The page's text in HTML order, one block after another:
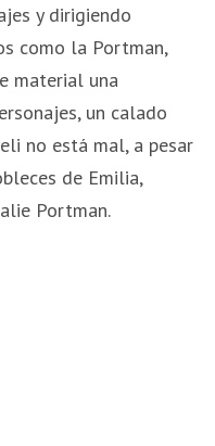
y dirigiendo
como la Portman,
material una
un calado
no está mal, a pesar
de Emilia,
Portman.